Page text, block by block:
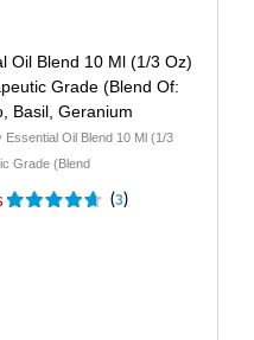
Oil Blend 10 Ml (1/3 Oz)
Grade (Blend Of:
Basil, Geranium
Oil Blend 10 Ml (1/3
Grade (Blend
(3)